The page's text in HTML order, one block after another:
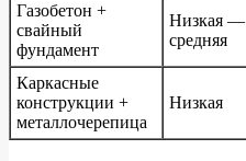
Газобетон +
свайный
фундамент
Низкая —
средняя
Каркасные
конструкции +
металлочерепица
Низкая